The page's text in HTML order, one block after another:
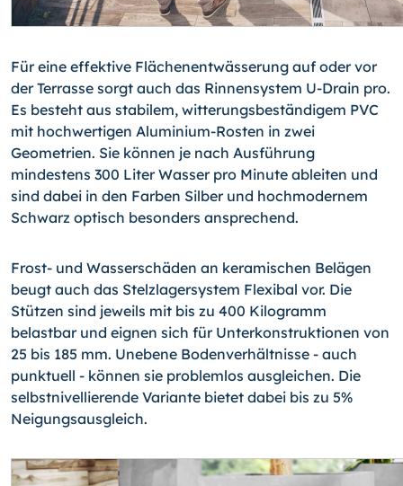
Für eine effektive Flächenentwässerung auf oder vor
der Terrasse sorgt auch das Rinnensystem U-Drain pro.
Es besteht aus stabilem, witterungsbeständigem PVC
mit hochwertigen Aluminium-Rosten in zwei
Geometrien. Sie können je nach Ausführung
mindestens 300 Liter Wasser pro Minute ableiten und
sind dabei in den Farben Silber und hochmodernem
Schwarz optisch besonders ansprechend.
Frost- und Wasserschäden an keramischen Belägen
beugt auch das Stelzlagersystem Flexibal vor. Die
Stützen sind jeweils mit bis zu 400 Kilogramm
belastbar und eignen sich für Unterkonstruktionen von
25 bis 185 mm. Unebene Bodenverhältnisse - auch
punktuell - können sie problemlos ausgleichen. Die
selbstnivellierende Variante bietet dabei bis zu 5%
Neigungsausgleich.